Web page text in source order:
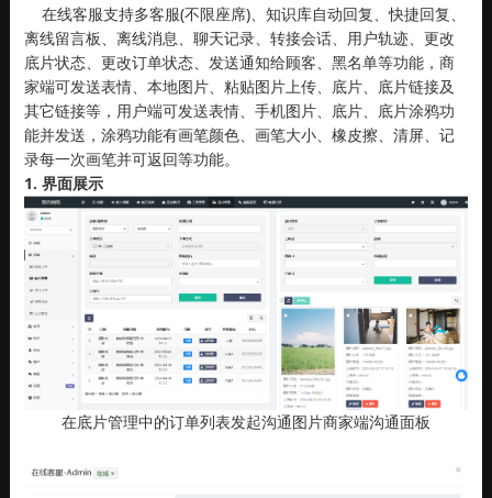
在线客服支持多客服(不限座席)、知识库自动回复、快捷回复、
离线留言板、离线消息、聊天记录、转接会话、用户轨迹、更改
底片状态、更改订单状态、发送通知给顾客、黑名单等功能，商
家端可发送表情、本地图片、粘贴图片上传、底片、底片链接及
其它链接等，用户端可发送表情、手机图片、底片、底片涂鸦功
能并发送，涂鸦功能有画笔颜色、画笔大小、橡皮擦、清屏、记
录每一次画笔并可返回等功能。
1. 界面展示
在底片管理中的订单列表发起沟通图片商家端沟通面板